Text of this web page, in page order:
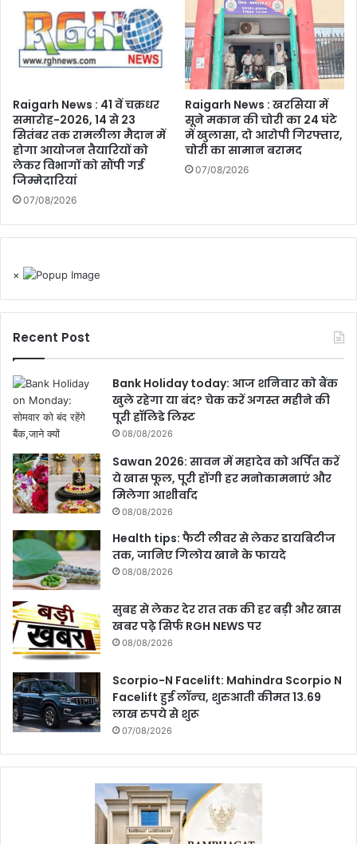
Raigarh News : 41 वें चक्रधर
समारोह-2026, 14 से 23
सितंबर तक रामलीला मैदान में
होगा आयोजन तैयारियों को
लेकर विभागों को सौंपी गई
जिम्मेदारियां
07/08/2026
Raigarh News : खरसिया में
सूने मकान की चोरी का 24 घंटे
में खुलासा, दो आरोपी गिरफ्तार,
चोरी का सामान बरामद
07/08/2026
×
Recent Post
Bank Holiday today: आज शनिवार को बैंक
खुले रहेगा या बंद? चेक करें अगस्त महीने की
पूरी हॉलिडे लिस्ट
08/08/2026
Sawan 2026: सावन में महादेव को अर्पित करें
ये खास फूल, पूरी होंगी हर मनोकामनाएं और
मिलेगा आशीर्वाद
08/08/2026
Health tips: फैटी लीवर से लेकर डायबिटीज
तक, जानिए गिलोय खाने के फायदे
08/08/2026
सुबह से लेकर देर रात तक की हर बड़ी और खास
खबर पढ़े सिर्फ RGH NEWS पर
08/08/2026
Scorpio-N Facelift: Mahindra Scorpio N
Facelift हुई लॉन्‍च, शुरुआती कीमत 13.69
लाख रुपये से शुरू
07/08/2026